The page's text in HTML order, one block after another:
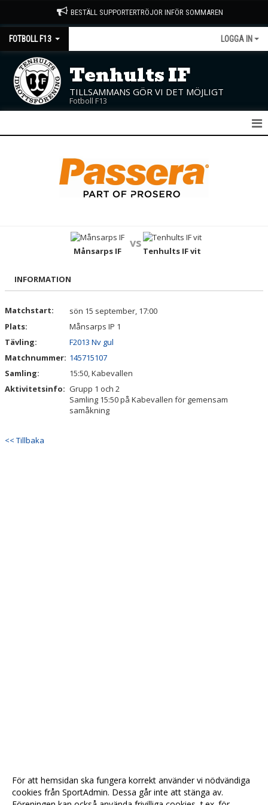
BESTÄLL SUPPORTERTRÖJOR INFÖR SOMMAREN
FOTBOLL F13 LOGGA IN
Tenhults IF
TILLSAMMANS GÖR VI DET MÖJLIGT
Fotboll F13
BILDGALLERI
KONTAKT
Månsarps IF
vs
Tenhults IF vit
INFORMATION
Matchstart:
sön 15 september, 17:00
Plats:
Månsarps IP 1
Tävling:
F2013 Nv gul
Matchnummer: 145715107
Samling:
15:50, Kabevallen
Aktivitetsinfo: Grupp 1 och 2
Samling 15:50 på Kabevallen för gemensam
samåkning
<< Tillbaka
För att hemsidan ska fungera korrekt använder vi nödvändiga
cookies från SportAdmin. Dessa går inte att stänga av.